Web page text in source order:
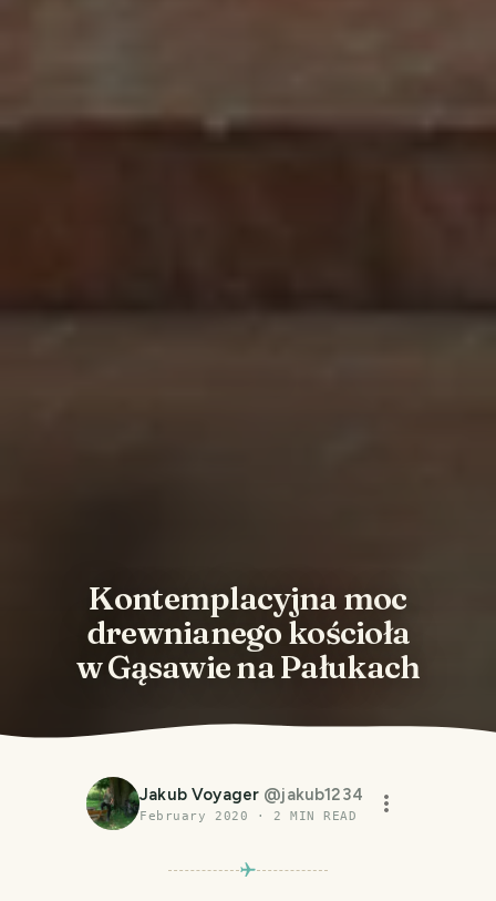
Kontemplacyjna moc
drewnianego kościoła
w Gąsawie na Pałukach
Jakub Voyager @jakub1234
February 2020 · 2 MIN READ